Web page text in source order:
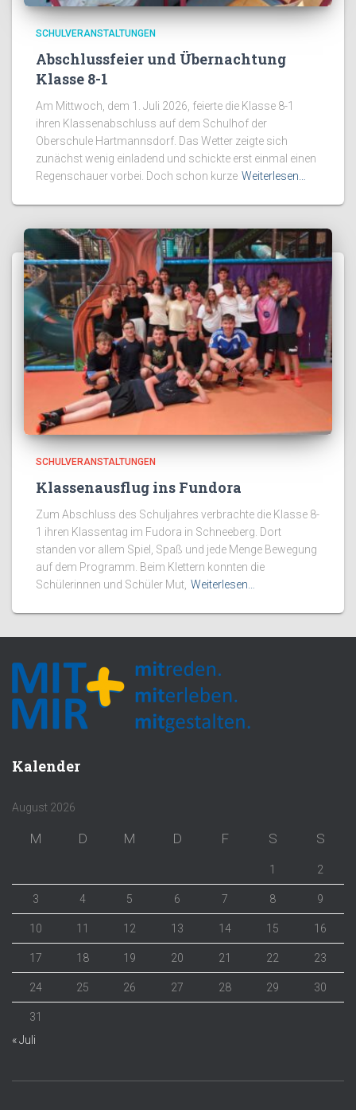
SCHULVERANSTALTUNGEN
Abschlussfeier und Übernachtung
Klasse 8-1
Am Mittwoch, dem 1. Juli 2026, feierte die Klasse 8-1
ihren Klassenabschluss auf dem Schulhof der
Oberschule Hartmannsdorf. Das Wetter zeigte sich
zunächst wenig einladend und schickte erst einmal einen
Regenschauer vorbei. Doch schon kurze Weiterlesen…
SCHULVERANSTALTUNGEN
Klassenausflug ins Fundora
Zum Abschluss des Schuljahres verbrachte die Klasse 8-
1 ihren Klassentag im Fudora in Schneeberg. Dort
standen vor allem Spiel, Spaß und jede Menge Bewegung
auf dem Programm. Beim Klettern konnten die
Schülerinnen und Schüler Mut, Weiterlesen…
Kalender
August 2026
M D M D F S S
1 2
3 4 5 6 7 8 9
10 11 12 13 14 15 16
17 18 19 20 21 22 23
24 25 26 27 28 29 30
31
« Juli